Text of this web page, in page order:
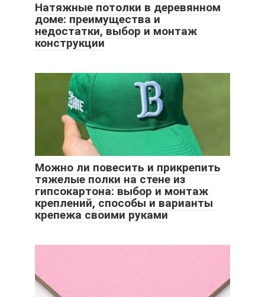
Натяжные потолки в деревянном
доме: преимущества и
недостатки, выбор и монтаж
конструкции
Можно ли повесить и прикрепить
тяжелые полки на стене из
гипсокартона: выбор и монтаж
креплений, способы и варианты
крепежа своими руками